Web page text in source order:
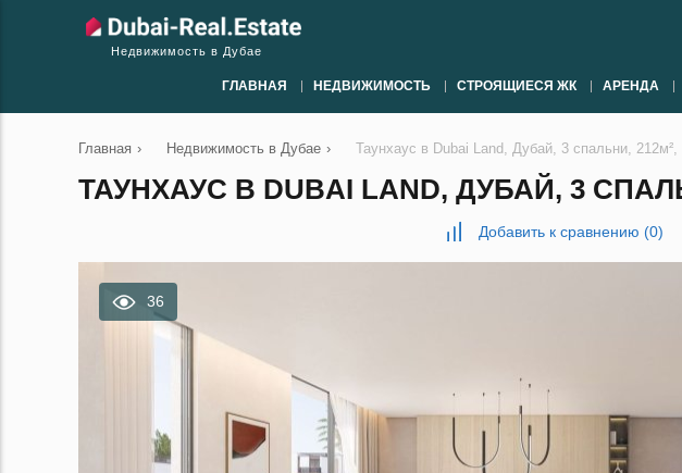
Недвижимость в Дубае
ГЛАВНАЯ НЕДВИЖИМОСТЬ СТРОЯЩИЕСЯ ЖК АРЕНДА
Главная › Недвижимость в Дубае › Таунхаус в Dubai Land, Дубай, 3 спальни,
ТАУНХАУС В DUBAI LAND, ДУБАЙ, 3
Добавить к сравнению (0)
36